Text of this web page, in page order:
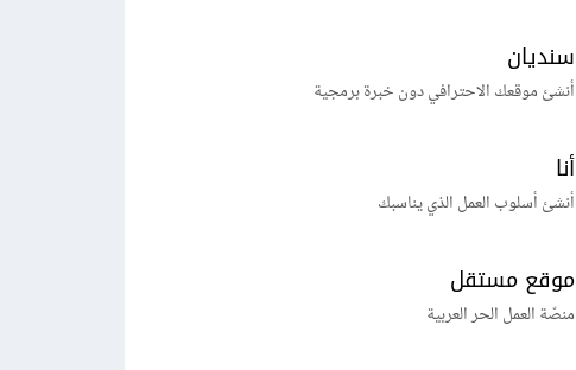
سنديان
أنشئ موقعك الاحترافي دون خبرة برمجية
أنا
أنشئ أسلوب العمل الذي يناسبك
موقع مستقل
منصّة العمل الحر العربية